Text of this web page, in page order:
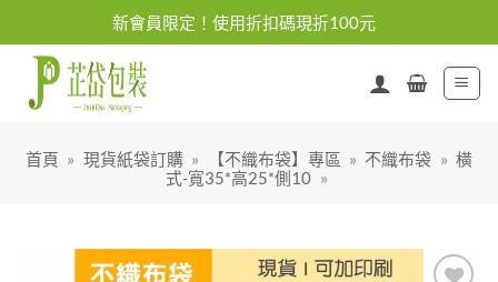
content
新會員限定！使用折扣碼現折100元
首頁 » 現貨紙袋訂購 » 【不織布袋】專區 » 不織布袋 » 橫
式-寬35*高25*側10 »